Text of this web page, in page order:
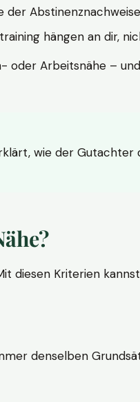
hängen an dir,
oder Arbeitsnähe –
wie der
diesen Kriterien
denselben